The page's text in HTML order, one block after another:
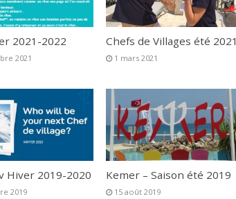
2021-2022
2021
Chefs de Villages été 2021
1 mars 2021
Hiver 2019-2020
2019
Kemer – Saison été 2019
15 août 2019